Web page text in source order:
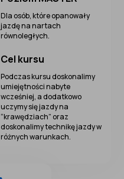
Dla osób, które opanowały
jazdę na nartach
równoległych.
Cel kursu
Podczas kursu doskonalimy
umiejętności nabyte
wcześniej, a dodatkowo
uczymy się jazdy na
“krawędziach” oraz
doskonalimy technikę jazdy w
różnych warunkach.